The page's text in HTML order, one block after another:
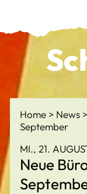
Home News
September
MI., 21.
Neue